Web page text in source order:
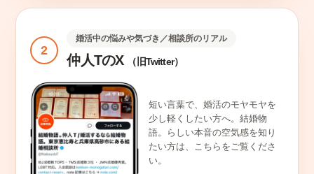
2
婚活中の悩みや気づき／相談所のリアル
仲人TのX （旧Twitter）
短い言葉で、婚活のモヤモヤを
少し軽くしたい方へ。結婚物
語。らしい本音の空気感を知り
たい方は、こちらをご覧くださ
い。